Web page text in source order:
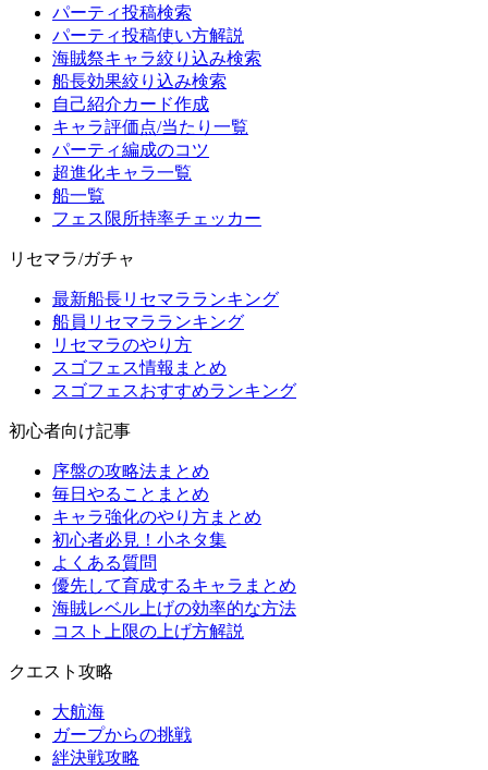
パーティ投稿検索
パーティ投稿使い方解説
海賊祭キャラ絞り込み検索
船長効果絞り込み検索
自己紹介カード作成
キャラ評価点/当たり一覧
パーティ編成のコツ
超進化キャラ一覧
船一覧
フェス限所持率チェッカー
リセマラ/ガチャ
最新船長リセマラランキング
船員リセマラランキング
リセマラのやり方
スゴフェス情報まとめ
スゴフェスおすすめランキング
初心者向け記事
序盤の攻略法まとめ
毎日やることまとめ
キャラ強化のやり方まとめ
初心者必見！小ネタ集
よくある質問
優先して育成するキャラまとめ
海賊レベル上げの効率的な方法
コスト上限の上げ方解説
クエスト攻略
大航海
ガープからの挑戦
絆決戦攻略